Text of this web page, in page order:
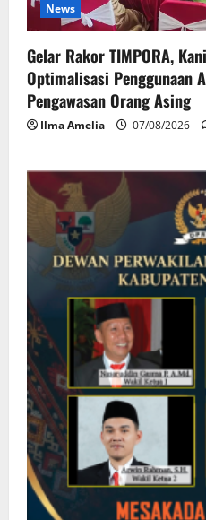
News
Gelar Rakor TIMPORA,
Optimalisasi Penggunaan
Pengawasan Orang Asing
Ilma Amelia 07/08/2026